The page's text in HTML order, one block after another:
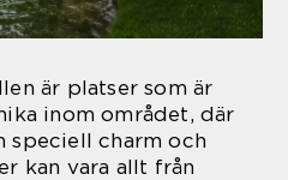
är platser som är
inom området, där
speciell charm och
kan vara allt från